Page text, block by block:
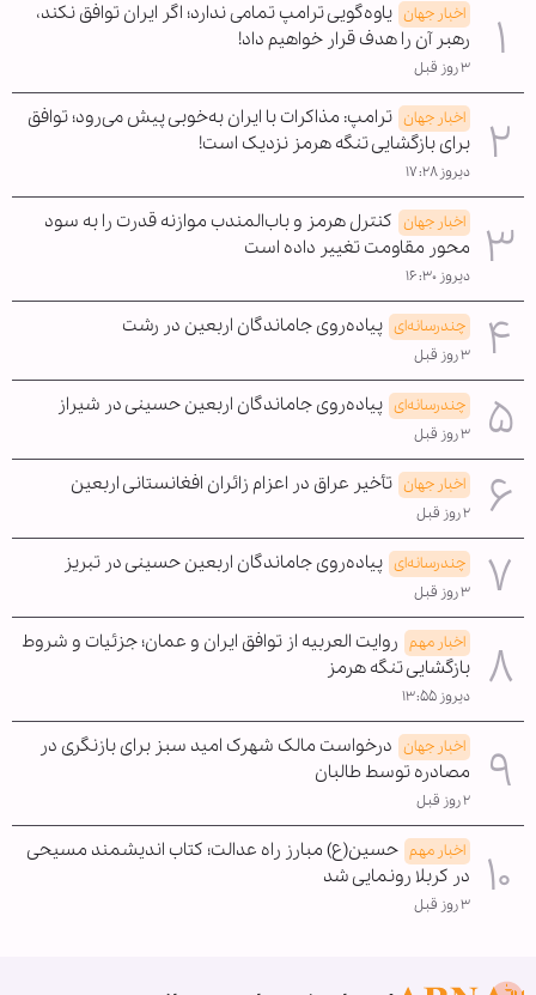
اخبار جهان یاوه‌گویی ترامپ تمامی ندارد؛ اگر ایران توافق نکند،
رهبر آن را هدف قرار خواهیم داد!
۳ روز قبل
اخبار جهان ترامپ: مذاکرات با ایران به‌خوبی پیش می‌رود؛ توافق
برای بازگشایی تنگه هرمز نزدیک است!
دیروز ۱۷:۲۸
اخبار جهان کنترل هرمز و باب‌المندب موازنه قدرت را به سود
محور مقاومت تغییر داده است
دیروز ۱۶:۳۰
چندرسانه‌ای پیاده‌روی جاماندگان اربعین در رشت
۳ روز قبل
چندرسانه‌ای پیاده‌روی جاماندگان اربعین حسینی در شیراز
۳ روز قبل
اخبار جهان تأخیر عراق در اعزام زائران افغانستانی اربعین
۲ روز قبل
چندرسانه‌ای پیاده‌روی جاماندگان اربعین حسینی در تبریز
۳ روز قبل
اخبار مهم روایت العربیه از توافق ایران و عمان؛ جزئیات و شروط
بازگشایی تنگه هرمز
دیروز ۱۳:۵۵
اخبار جهان درخواست مالک شهرک امید سبز برای بازنگری در
مصادره توسط طالبان
۲ روز قبل
اخبار مهم حسین(ع) مبارز راه عدالت؛ کتاب اندیشمند مسیحی
در کربلا رونمایی شد
۳ روز قبل